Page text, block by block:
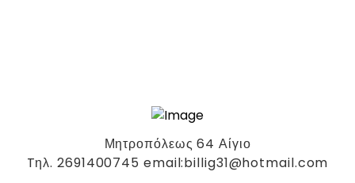
Μητροπόλεως 64 Αίγιο
Tηλ. 2691400745 email:billig31@hotmail.com